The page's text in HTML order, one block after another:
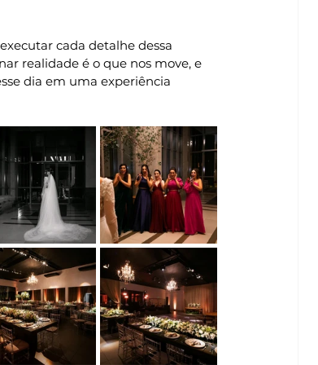
cada detalhe dessa
realidade é o que nos move, e
dia em uma experiência